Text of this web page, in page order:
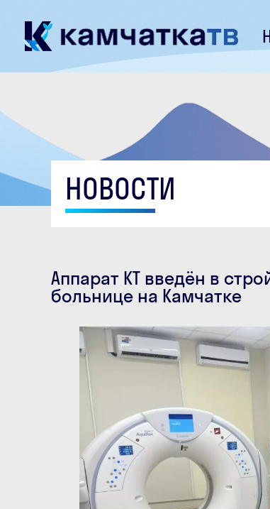
НОВОСТИ
Аппарат КТ введён в
больнице на Камчатке